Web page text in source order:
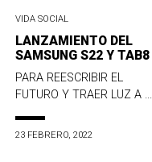
VIDA SOCIAL
LANZAMIENTO DEL
SAMSUNG S22 Y TAB8
PARA REESCRIBIR EL
FUTURO Y TRAER LUZ A ...
23 FEBRERO, 2022